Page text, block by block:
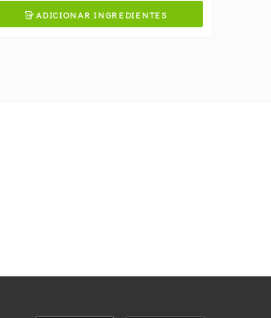
ADICIONAR INGREDIENTES